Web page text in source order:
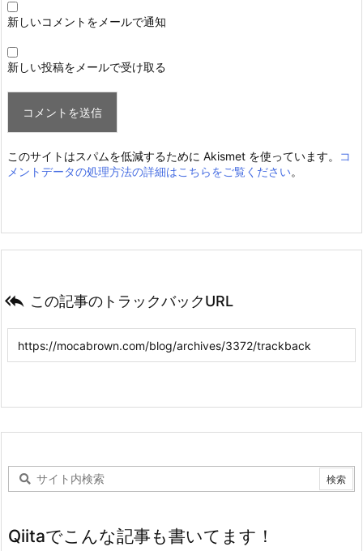
新しいコメントをメールで通知
新しい投稿をメールで受け取る
このサイトはスパムを低減するために Akismet を使っています。
コ
メントデータの処理方法の詳細はこちらをご覧ください。
 この記事のトラックバックURL
Qiitaでこんな記事も書いてます！